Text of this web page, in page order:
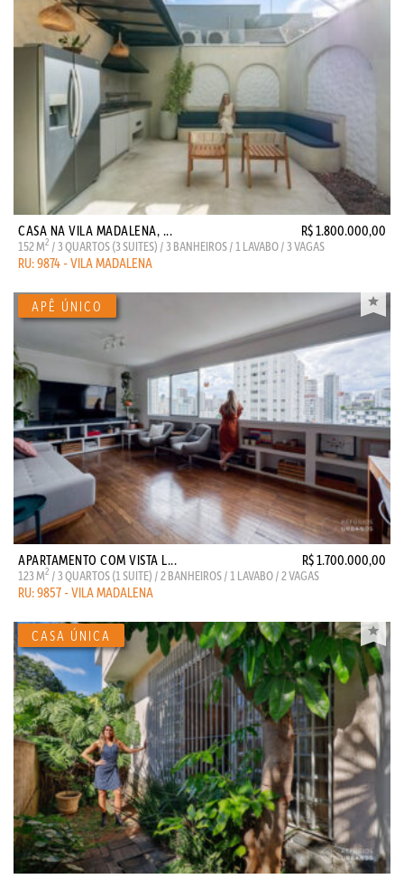
CASA NA VILA MADALENA, ... R$ 1.800.000,00
152 M2 / 3 QUARTOS (3 SUITES) / 3 BANHEIROS / 1 LAVABO / 3 VAGAS
RU: 9874 - VILA MADALENA
APARTAMENTO COM VISTA L... R$ 1.700.000,00
123 M2 / 3 QUARTOS (1 SUITE) / 2 BANHEIROS / 1 LAVABO / 2 VAGAS
RU: 9857 - VILA MADALENA